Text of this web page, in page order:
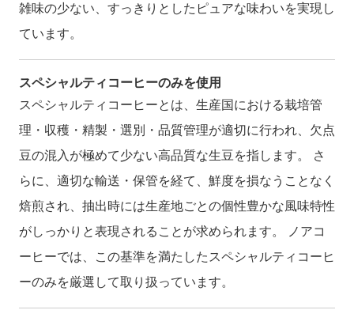
雑味の少ない、すっきりとしたピュアな味わいを実現し
ています。
スペシャルティコーヒーのみを使用
スペシャルティコーヒーとは、生産国における栽培管
理・収穫・精製・選別・品質管理が適切に行われ、欠点
豆の混入が極めて少ない高品質な生豆を指します。 さ
らに、適切な輸送・保管を経て、鮮度を損なうことなく
焙煎され、抽出時には生産地ごとの個性豊かな風味特性
がしっかりと表現されることが求められます。 ノアコ
ーヒーでは、この基準を満たしたスペシャルティコーヒ
ーのみを厳選して取り扱っています。